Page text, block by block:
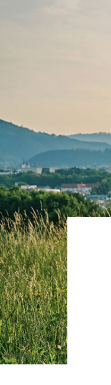
Symbolbild